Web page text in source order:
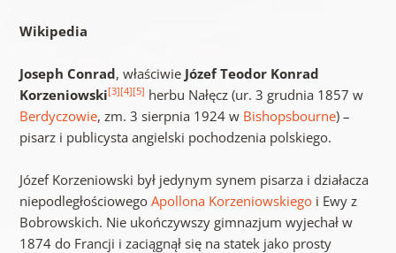
Wikipedia
Joseph Conrad, właściwie Józef Teodor Konrad
Korzeniowski[3][4][5] herbu Nałęcz (ur. 3 grudnia 1857 w
Berdyczowie, zm. 3 sierpnia 1924 w Bishopsbourne) –
pisarz i publicysta angielski pochodzenia polskiego.
Józef Korzeniowski był jedynym synem pisarza i działacza
niepodległościowego Apollona Korzeniowskiegoi Ewy z
Bobrowskich. Nie ukończywszy gimnazjum wyjechał w
1874 do Francji i zaciągnął się na statek jako prosty